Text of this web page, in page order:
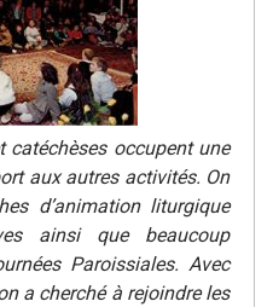
catéchèses occupent une
aux autres activités. On
d’animation liturgique
ainsi que beaucoup
Paroissiales. Avec
a cherché à rejoindre les